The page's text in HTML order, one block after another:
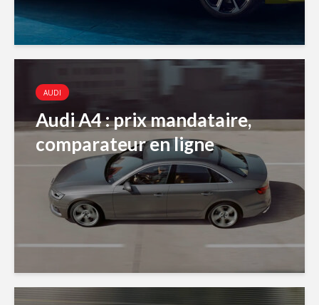
AUDI
Audi A4 : prix mandataire,
comparateur en ligne